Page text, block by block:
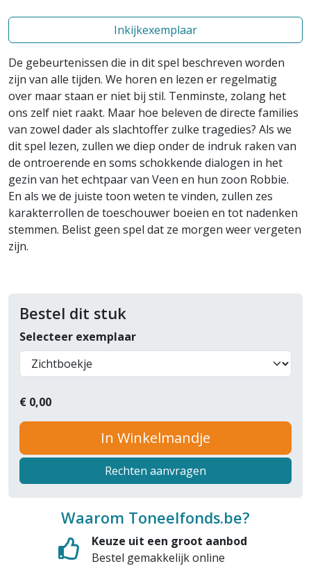
Inkijkexemplaar
De gebeurtenissen die in dit spel beschreven worden
zijn van alle tijden. We horen en lezen er regelmatig
over maar staan er niet bij stil. Tenminste, zolang het
ons zelf niet raakt. Maar hoe beleven de directe families
van zowel dader als slachtoffer zulke tragedies? Als we
dit spel lezen, zullen we diep onder de indruk raken van
de ontroerende en soms schokkende dialogen in het
gezin van het echtpaar van Veen en hun zoon Robbie.
En als we de juiste toon weten te vinden, zullen zes
karakterrollen de toeschouwer boeien en tot nadenken
stemmen. Belist geen spel dat ze morgen weer vergeten
zijn.
Bestel dit stuk
Selecteer exemplaar
€ 0,00
In Winkelmandje
Rechten aanvragen
Waarom Toneelfonds.be?
Keuze uit een groot aanbod
Bestel gemakkelijk online